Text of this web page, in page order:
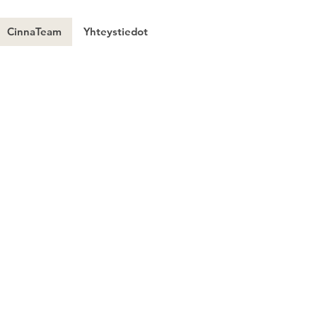
CinnaTeam Yhteystiedot